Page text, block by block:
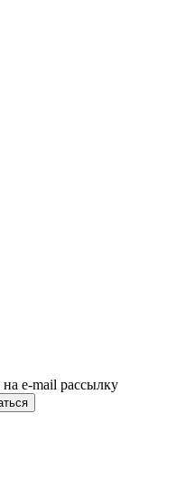
e-mail рассылку